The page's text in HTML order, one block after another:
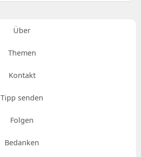
Über
Themen
Kontakt
Tipp senden
Folgen
Bedanken